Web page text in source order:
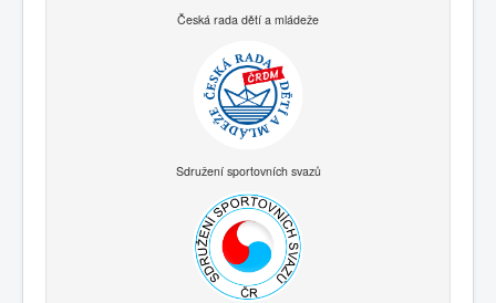
Česká rada dětí a mládeže
Sdružení sportovních svazů